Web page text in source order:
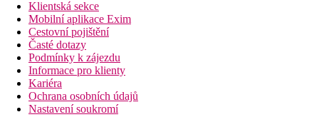
Klientská sekce
Mobilní aplikace Exim
Cestovní pojištění
Časté dotazy
Podmínky k zájezdu
Informace pro klienty
Kariéra
Ochrana osobních údajů
Nastavení soukromí